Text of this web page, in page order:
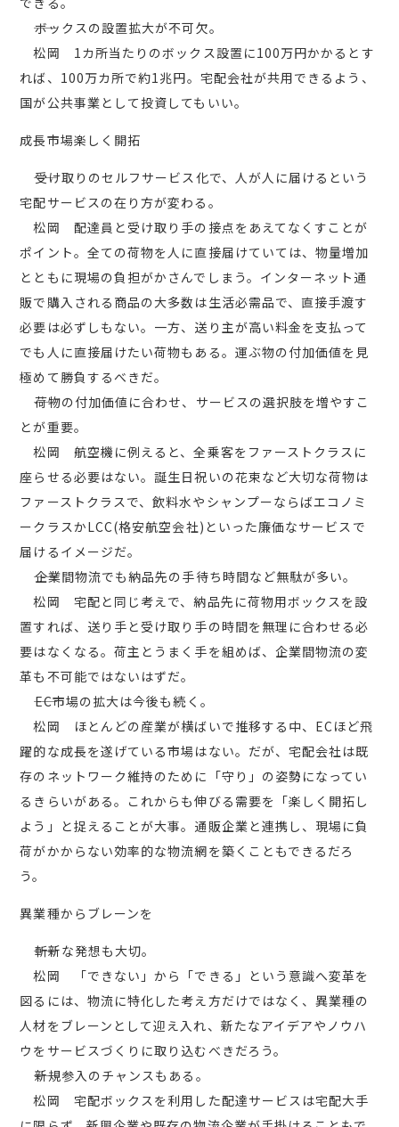
――ボックスの設置拡大が不可欠。
松岡 1カ所当たりのボックス設置に100万円かかるとす
れば、100万カ所で約1兆円。宅配会社が共用できるよう、
国が公共事業として投資してもいい。
成長市場楽しく開拓
――受け取りのセルフサービス化で、人が人に届けるという
宅配サービスの在り方が変わる。
松岡 配達員と受け取り手の接点をあえてなくすことが
ポイント。全ての荷物を人に直接届けていては、物量増加
とともに現場の負担がかさんでしまう。インターネット通
販で購入される商品の大多数は生活必需品で、直接手渡す
必要は必ずしもない。一方、送り主が高い料金を支払って
でも人に直接届けたい荷物もある。運ぶ物の付加価値を見
極めて勝負するべきだ。
――荷物の付加価値に合わせ、サービスの選択肢を増やすこ
とが重要。
松岡 航空機に例えると、全乗客をファーストクラスに
座らせる必要はない。誕生日祝いの花束など大切な荷物は
ファーストクラスで、飲料水やシャンプーならばエコノミ
ークラスかLCC(格安航空会社)といった廉価なサービスで
届けるイメージだ。
――企業間物流でも納品先の手待ち時間など無駄が多い。
松岡 宅配と同じ考えで、納品先に荷物用ボックスを設
置すれば、送り手と受け取り手の時間を無理に合わせる必
要はなくなる。荷主とうまく手を組めば、企業間物流の変
革も不可能ではないはずだ。
――EC市場の拡大は今後も続く。
松岡 ほとんどの産業が横ばいで推移する中、ECほど飛
躍的な成長を遂げている市場はない。だが、宅配会社は既
存のネットワーク維持のために「守り」の姿勢になってい
るきらいがある。これからも伸びる需要を「楽しく開拓し
よう」と捉えることが大事。通販企業と連携し、現場に負
荷がかからない効率的な物流網を築くこともできるだろ
う。
異業種からブレーンを
――斬新な発想も大切。
松岡 「できない」から「できる」という意識へ変革を
図るには、物流に特化した考え方だけではなく、異業種の
人材をブレーンとして迎え入れ、新たなアイデアやノウハ
ウをサービスづくりに取り込むべきだろう。
――新規参入のチャンスもある。
松岡 宅配ボックスを利用した配達サービスは宅配大手